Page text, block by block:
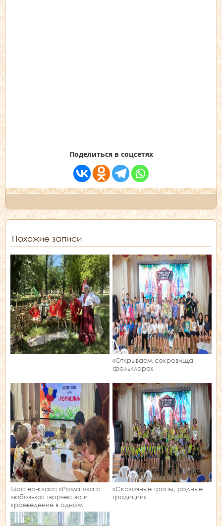
Поделиться в соцсетях
Похожие записи
«Открываем сокровища
фольклора»
Мастер‑класс «Ромашка с
любовью»: творчество и
краеведение в одном
занятии!
«Сказочные тропы, родные
традиции»